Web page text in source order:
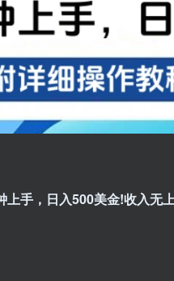
手，日入500美金!收入无